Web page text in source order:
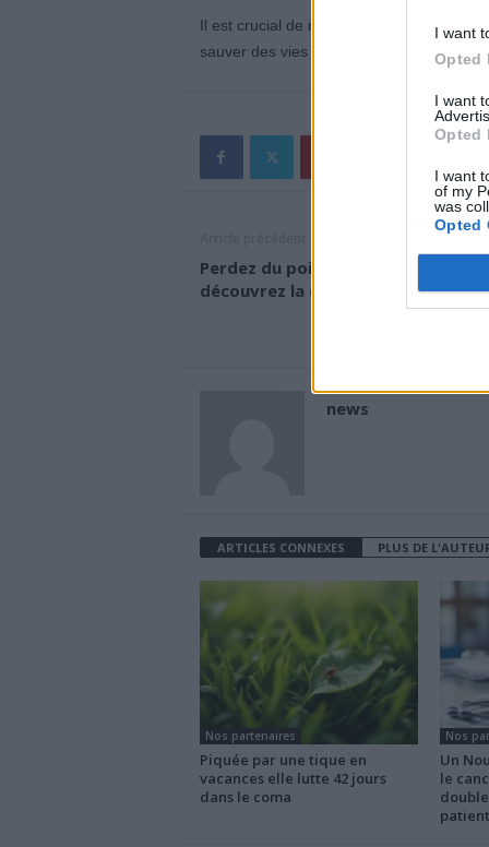
I want
Opted
I want
Opted
I want
of my
was
Opted
Il est crucial de réagir sans délai face à
sauver des vies et réduire l’impact sur le
Perdez du poids en marchant :
découvrez la distance idéale à
news
ARTICLES CONNEXES PLUS DE
Nos partenaires
Piquée par une tique en
vacances elle lutte 42 jours
dans le coma
Nos
Un
le